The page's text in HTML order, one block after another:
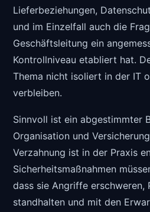
Lieferbeziehungen,
und im Einzelfall auch die
Geschäftsleitung ein
Kontrollniveau etabliert hat.
Thema nicht isoliert in der IT
verbleiben.
Sinnvoll ist ein abgestimmter
Organisation und
Verzahnung ist in der Praxis
Sicherheitsmaßnahmen
dass sie Angriffe erschweren,
standhalten und mit den